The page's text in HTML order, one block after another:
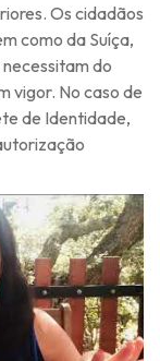
Os cidadãos
como da Suíça,
do
vigor. No caso de
de Identidade,